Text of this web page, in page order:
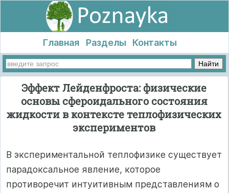
Главная Разделы Контакты
Эффект Лейденфроста: физические
основы сфероидального состояния
жидкости в контексте теплофизических
экспериментов
В экспериментальной теплофизике существует
парадоксальное явление, которое
противоречит интуитивным представлениям о